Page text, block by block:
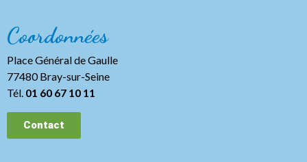
Coordonnées
Place Général de Gaulle
77480 Bray-sur-Seine
Tél. 01 60 67 10 11
Contact